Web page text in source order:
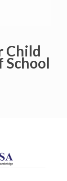
Child
School